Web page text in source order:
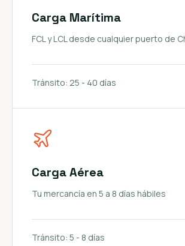
Carga Marítima
FCL y LCL desde cualquier puerto de
Tránsito: 25 - 40 días
Carga Aérea
Tu mercancía en 5 a 8 días hábiles
Tránsito: 5 - 8 días